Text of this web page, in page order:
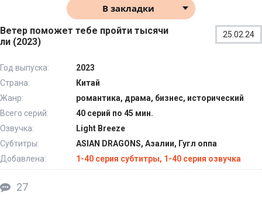
В закладки
Ветер поможет тебе пройти тысячи
ли (2023)
25.02.24
Год выпуска:
2023
Страна:
Китай
Жанр:
романтика, драма, бизнес, исторический
Всего серий:
40 серий по 45 мин.
Озвучка:
Light Breeze
Субтитры:
ASIAN DRAGONS, Азалии, Гугл оппа
Добавлена:
1-40 серия субтитры, 1-40 серия озвучка
27